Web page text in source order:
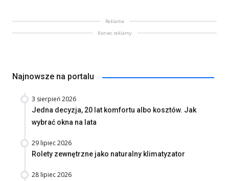
Reklama
Koniec reklamy
Najnowsze na portalu
3 sierpień 2026
Jedna decyzja, 20 lat komfortu albo kosztów. Jak
wybrać okna na lata
29 lipiec 2026
Rolety zewnętrzne jako naturalny klimatyzator
28 lipiec 2026